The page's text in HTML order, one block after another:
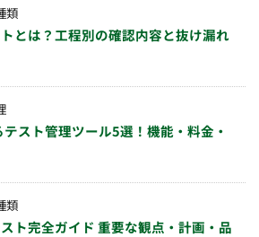
類
とは？工程別の確認内容と抜け漏れ
スト管理ツール5選！機能・料金・
類
ト完全ガイド 重要な観点・計画・品